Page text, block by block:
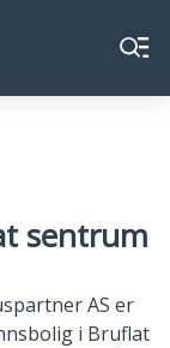
Meny
sentrum
AS er
i Bruflat